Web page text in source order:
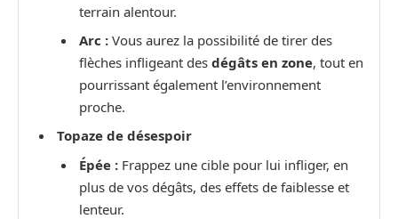
terrain alentour.
Arc : Vous aurez la possibilité de tirer des
flèches infligeant des dégâts en zone, tout en
pourrissant également l’environnement
proche.
Topaze de désespoir
Épée : Frappez une cible pour lui infliger, en
plus de vos dégâts, des effets de faiblesse et
lenteur.